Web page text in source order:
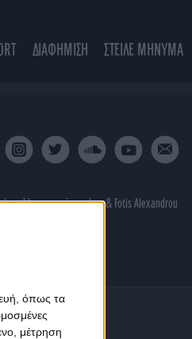
όπως τα
μέτρηση
ΔΙΑΦΗΜΙΣΗ ΣΤΕΙΛΕ ΜΗΝΥΜΑ
byporcupine colors& Fotis Alexandrou